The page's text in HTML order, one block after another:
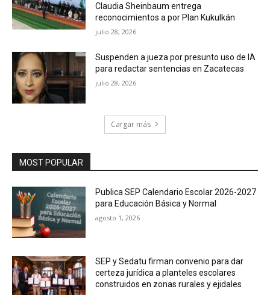
Claudia Sheinbaum entrega
reconocimientos a por Plan Kukulkán
julio 28, 2026
Suspenden a jueza por presunto uso de IA
para redactar sentencias en Zacatecas
julio 28, 2026
Cargar más
MOST POPULAR
Publica SEP Calendario Escolar 2026-2027
para Educación Básica y Normal
agosto 1, 2026
SEP y Sedatu firman convenio para dar
certeza jurídica a planteles escolares
construidos en zonas rurales y ejidales